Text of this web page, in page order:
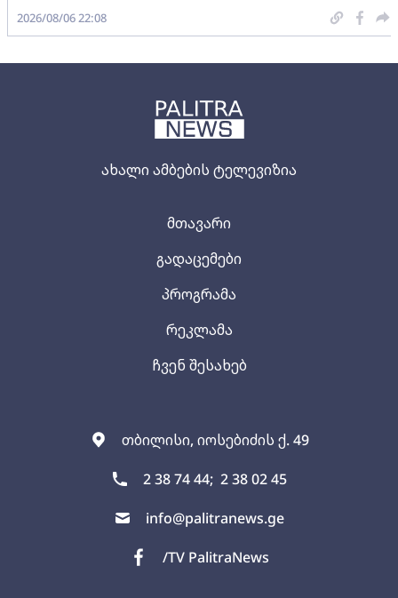
ახალი ამბების ტელევიზია
თბილისი, იოსებიძის ქ. 49
2 38 74 44; 2 38 02 45
info@palitranews.ge
/TV PalitraNews
მთავარი
გადაცემები
პროგრამა
რეკლამა
ჩვენ შესახებ
2026/08/06 22:08